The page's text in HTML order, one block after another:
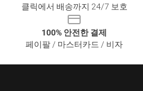
클릭에서 배송까지 24/7 보호
100% 안전한 결제
페이팔 / 마스터카드 / 비자